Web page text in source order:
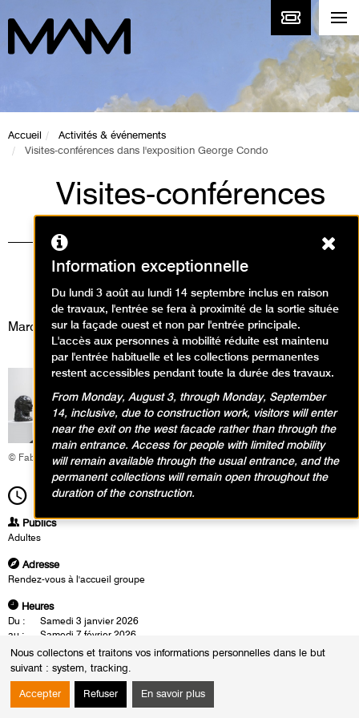
Nous collectons et traitons vos informations personnelles dans le but
suivant : system, tracking.
Accepter Refuser En savoir plus
Accueil
Activités & événements
Visites-conférences dans l'exposition George Condo
Visites-conférences
dans l'exposition
George Condo
Visites / Visite conférence
Mardi 6 janvier 2026
© Fabrice Gaboriau
14h30Durée1h30
Publics
Adultes
Adresse
Rendez-vous à l'accueil groupe
Heures
Du :
Samedi 3 janvier 2026
au :
Samedi 7 février 2026
Les :
mardis de 14h30 à 16h00
samedis de 16h00 à 17h30
Les visites conférences se déroulent en présence d'un conférencier du
Information exceptionnelle
Du lundi 3 août au lundi 14 septembre inclus en raison
de travaux, l'entrée se fera à proximité de la sortie située
sur la façade ouest et non par l'entrée principale.
L'accès aux personnes à mobilité réduite est maintenu
par l'entrée habituelle et les collections permanentes
restent accessibles pendant toute la durée des travaux.
From Monday, August 3, through Monday, September
14, inclusive, due to construction work, visitors will enter
near the exit on the west facade rather than through the
main entrance. Access for people with limited mobility
will remain available through the usual entrance, and the
permanent collections will remain open throughout the
duration of the construction.